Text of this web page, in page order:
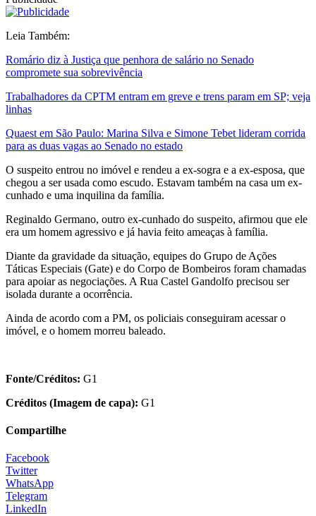
Leia Também:
Romário diz à Justiça que penhora de salário no Senado
compromete sua sobrevivência
Trabalhadores da CPTM entram em greve e trens param em SP; veja
linhas
Quaest em São Paulo: Marina Silva e Simone Tebet lideram corrida
para as duas vagas ao Senado no estado
O suspeito entrou no imóvel e rendeu a ex-sogra e a ex-esposa, que
chegou a ser usada como escudo. Estavam também na casa um ex-
cunhado e uma inquilina da família.
Reginaldo Germano, outro ex-cunhado do suspeito, afirmou que ele
era um homem agressivo e já havia feito ameaças à família.
Diante da gravidade da situação, equipes do Grupo de Ações
Táticas Especiais (Gate) e do Corpo de Bombeiros foram chamadas
para apoiar as negociações. A Rua Castel Gandolfo precisou ser
isolada durante a ocorrência.
Ainda de acordo com a PM, os policiais conseguiram acessar o
imóvel, e o homem morreu baleado.
Fonte/Créditos: G1
Créditos (Imagem de capa): G1
Compartilhe
Facebook
Twitter
WhatsApp
Telegram
LinkedIn